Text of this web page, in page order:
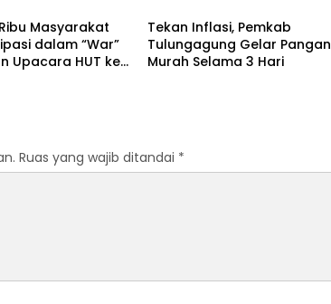
Masyarakat
dalam “War”
Upacara HUT ke-
Tekan Inflasi, Pemkab
Tulungagung Gelar Pangan
Murah Selama 3 Hari
Ruas yang wajib ditandai *